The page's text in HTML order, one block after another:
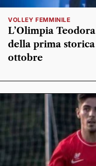
VOLLEY FEMMINILE
L’Olimpia
della prima storica
ottobre